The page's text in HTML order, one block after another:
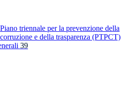
Piano triennale per la prevenzione della
corruzione e della trasparenza (PTPCT)
39